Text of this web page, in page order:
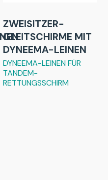
ZWEISITZER-
GLEITSCHIRME MIT
DYNEEMA-LEINEN
DYNEEMA-LEINEN FÜR
TANDEM-
RETTUNGSSCHIRM